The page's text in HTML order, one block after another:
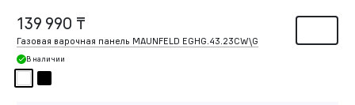
139 990 ₸
Газовая варочная панель MAUNFELD EGHG.43.23CW\G
В наличии